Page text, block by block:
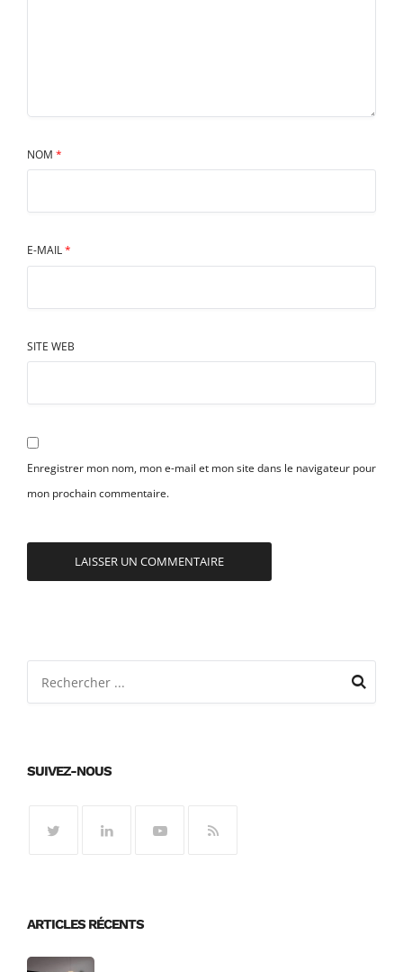
NOM *
E-MAIL*
SITE WEB
Enregistrer mon nom, mon e-mail et mon site dans le navigateur pour
mon prochain commentaire.
SUIVEZ-NOUS
ARTICLES RÉCENTS